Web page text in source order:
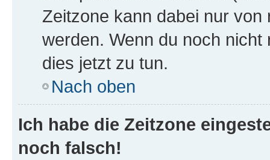
Zeitzone kann dabei nur
werden. Wenn du noch
dies jetzt zu tun.
Nach oben
Ich habe die Zeitzone
noch falsch!